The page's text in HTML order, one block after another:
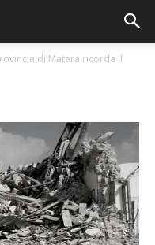
di Matera ricorda il